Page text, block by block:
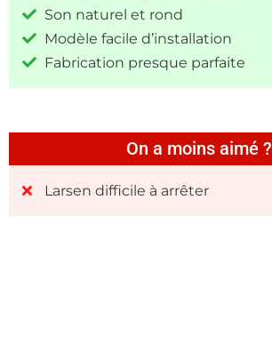
Son naturel et rond
Modèle facile d’installation
Fabrication presque parfaite
On a moins aimé ?
Larsen difficile à arrêter